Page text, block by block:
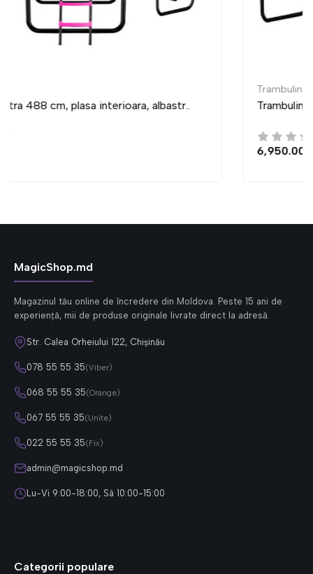
Trambulina Ultra 435 cm, plasa interioara, albastr..
MagicShop.md
Magazinul tău online de încredere din Moldova. Peste 15 ani de
experiență, mii de produse originale livrate direct la adresă.
Str. Calea Orheiului 122, Chișinău
078 55 55 35(Viber)
068 55 55 35(Orange)
067 55 55 35(Unite)
022 55 55 35(Fix)
admin@magicshop.md
Lu-Vi 9:00-18:00, Sâ 10:00-15:00
Categorii populare